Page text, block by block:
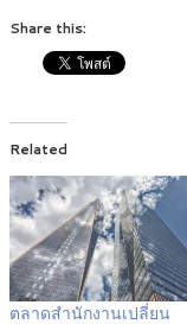
Share this:
Related
ตลาดสำนักงานเปลี่ยน